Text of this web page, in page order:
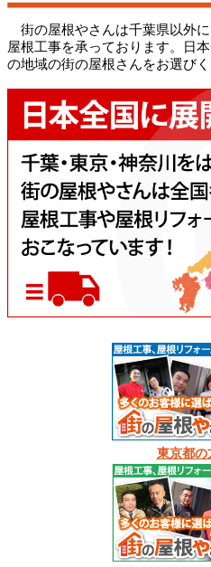
街の屋根やさんは千葉県以外
屋根工事を承っております。日
の地域の街の屋根さんをお選びく
東京都の